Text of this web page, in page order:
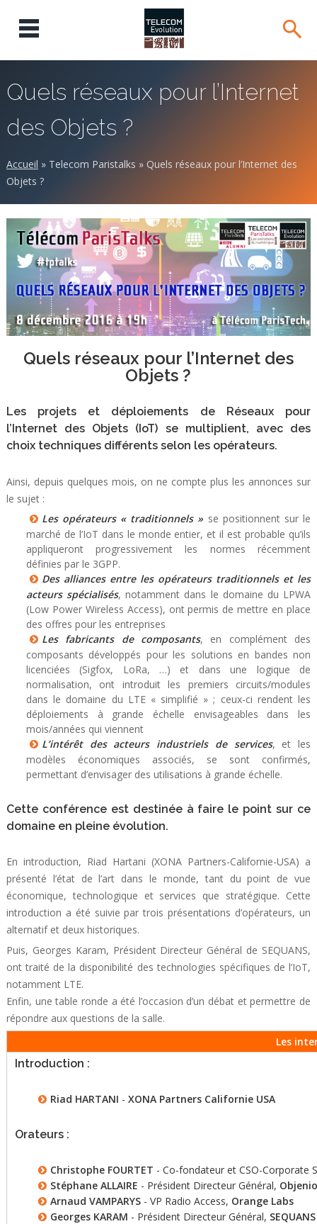
Quels réseaux pour l’Internet
des Objets ?
Accueil » Telecom Paristalks » Quels réseaux pour l’Internet des
Objets ?
Quels réseaux pour l’Internet des
Objets ?
Les projets et déploiements de Réseaux pour
l’Internet des Objets (IoT) se multiplient, avec des
choix techniques différents selon les opérateurs.
Ainsi, depuis quelques mois, on ne compte plus les annonces sur
le sujet :
Les opérateurs « traditionnels » se positionnent sur le
marché de l’IoT dans le monde entier, et il est probable qu’ils
appliqueront progressivement les normes récemment
définies par le 3GPP.
Des alliances entre les opérateurs traditionnels et les
acteurs spécialisés, notamment dans le domaine du LPWA
(Low Power Wireless Access), ont permis de mettre en place
des offres pour les entreprises
Les fabricants de composants, en complément des
composants développés pour les solutions en bandes non
licenciées (Sigfox, LoRa, …) et dans une logique de
normalisation, ont introduit les premiers circuits/modules
dans le domaine du LTE « simplifié » ; ceux-ci rendent les
déploiements à grande échelle envisageables dans les
mois/années qui viennent
L’intérêt des acteurs industriels de services, et les
modèles économiques associés, se sont confirmés,
permettant d’envisager des utilisations à grande échelle.
Cette conférence est destinée à faire le point sur ce
domaine en pleine évolution.
En introduction, Riad Hartani (XONA Partners-Californie-USA) a
présenté l’état de l’art dans le monde, tant du point de vue
économique, technologique et services que stratégique. Cette
introduction a été suivie par trois présentations d’opérateurs, un
alternatif et deux historiques.
Puis, Georges Karam, Président Directeur Général de SEQUANS,
ont traité de la disponibilité des technologies spécifiques de l’IoT,
notamment LTE.
Enfin, une table ronde a été l’occasion d’un débat et permettre de
répondre aux questions de la salle.
Les
Introduction :
Riad HARTANI -XONA Partners Californie USA
Orateurs :
Christophe FOURTET - Co-fondateur et CSO-Corporate
Stéphane ALLAIRE - Président Directeur Général,
Arnaud VAMPARYS - VP Radio Access, Orange Labs
Georges KARAM - Président Directeur Général, SEQUANS